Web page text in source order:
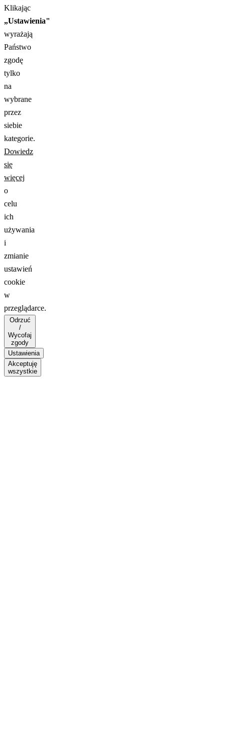
Klikając
„Ustawienia"
wyrażają
Państwo
zgodę
tylko
na
wybrane
przez
siebie
kategorie.
Dowiedz
się
więcej
o
celu
ich
używania
i
zmianie
ustawień
cookie
w
przeglądarce.
Odrzuć
/
Wycofaj
zgody
Ustawienia
Akceptuję
wszystkie